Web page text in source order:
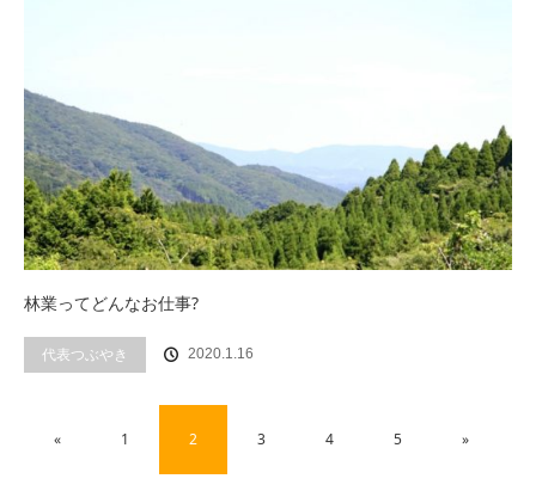
林業ってどんなお仕事?
代表つぶやき 2020.1.16
« 1 2 3 4 5 »